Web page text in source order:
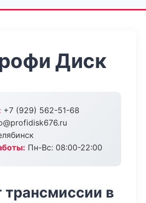
Диск
+7 (929) 562-51-68
Пн-Вс: 08:00-22:00
трансмиссии в